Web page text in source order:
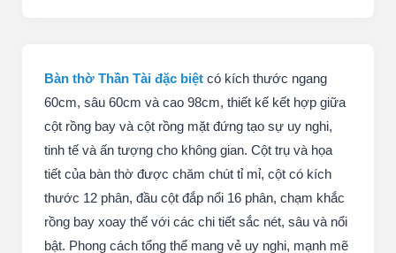
Bàn thờ Thần Tài đặc biệt có kích thước ngang
60cm, sâu 60cm và cao 98cm, thiết kế kết hợp giữa
cột rồng bay và cột rồng mặt đứng tạo sự uy nghi,
tinh tế và ấn tượng cho không gian. Cột trụ và họa
tiết của bàn thờ được chăm chút tỉ mỉ, cột có kích
thước 12 phân, đầu cột đắp nổi 16 phân, chạm khắc
rồng bay xoay thế với các chi tiết sắc nét, sâu và nổi
bật. Phong cách tổng thể mang vẻ uy nghi, mạnh mẽ